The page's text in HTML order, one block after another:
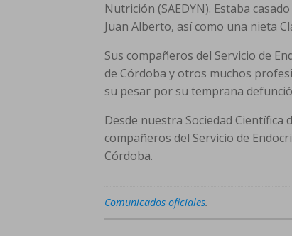
Nutrición (SAEDYN). Estaba
Juan Alberto, así como una nieta
Sus compañeros del Servicio de
de Córdoba y otros muchos
su pesar por su temprana
Desde nuestra Sociedad
compañeros del Servicio de
Córdoba.
Comunicados oficiales.